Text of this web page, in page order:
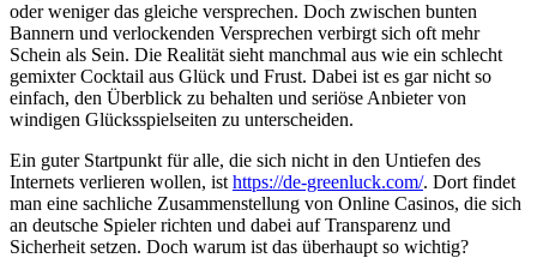
oder weniger das gleiche versprechen. Doch zwischen bunten
Bannern und verlockenden Versprechen verbirgt sich oft mehr
Schein als Sein. Die Realität sieht manchmal aus wie ein schlecht
gemixter Cocktail aus Glück und Frust. Dabei ist es gar nicht so
einfach, den Überblick zu behalten und seriöse Anbieter von
windigen Glücksspielseiten zu unterscheiden.
Ein guter Startpunkt für alle, die sich nicht in den Untiefen des
Internets verlieren wollen, ist https://de-greenluck.com/. Dort findet
man eine sachliche Zusammenstellung von Online Casinos, die sich
an deutsche Spieler richten und dabei auf Transparenz und
Sicherheit setzen. Doch warum ist das überhaupt so wichtig?